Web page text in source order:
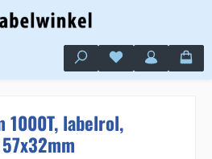
Je hebt 0 items op
1000T, labelrol,